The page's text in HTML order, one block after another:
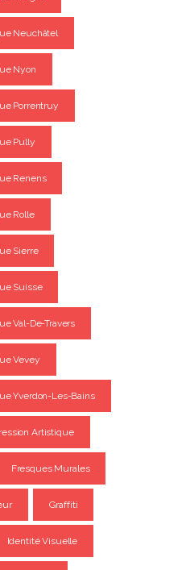
Neuchâtel
Nyon
Porrentruy
Pully
Renens
Rolle
Sierre
Suisse
Val-De-Travers
Vevey
Yverdon-Les-Bains
Artistique
Fresques Murales
Graffiti
Identité Visuelle